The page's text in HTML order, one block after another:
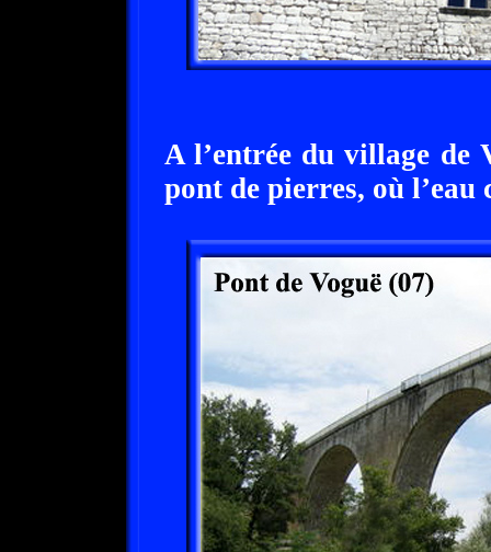
A l’entrée du village de
pont de pierres, où l’eau